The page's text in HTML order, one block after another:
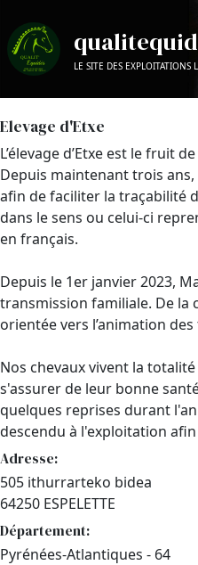
LE SITE DES EXPLOITATIONS
Elevage d'Etxe
L’élevage d’Etxe est le fruit
Depuis maintenant trois
afin de faciliter la traçabilité
dans le sens ou celui-ci
en français.
Depuis le 1er janvier 2023,
transmission familiale. De la
orientée vers l’animation
Nos chevaux vivent la
s'assurer de leur bonne
quelques reprises durant
descendu à l'exploitation
Adresse:
505 ithurrarteko bidea
64250 ESPELETTE
Département:
Pyrénées-Atlantiques - 64